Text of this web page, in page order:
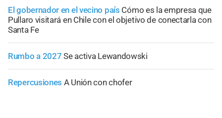
El gobernador en el vecino país Cómo es la empresa que
Pullaro visitará en Chile con el objetivo de conectarla con
Santa Fe
Rumbo a 2027 Se activa Lewandowski
Repercusiones A Unión con chofer